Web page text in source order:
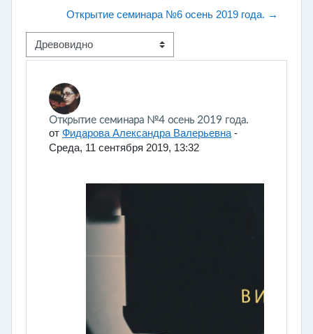
Открытие семинара №6 осень 2019 года. →
Режим отображения
Открытие семинара №4 осень 2019 года.
от Фидарова Александра Валерьевна -
Среда, 11 сентября 2019, 13:32
Количество ответов: 0